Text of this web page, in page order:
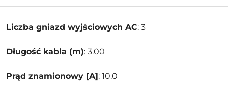
Liczba gniazd wyjściowych AC: 3
Długość kabla (m): 3.00
Prąd znamionowy [A]: 10.0